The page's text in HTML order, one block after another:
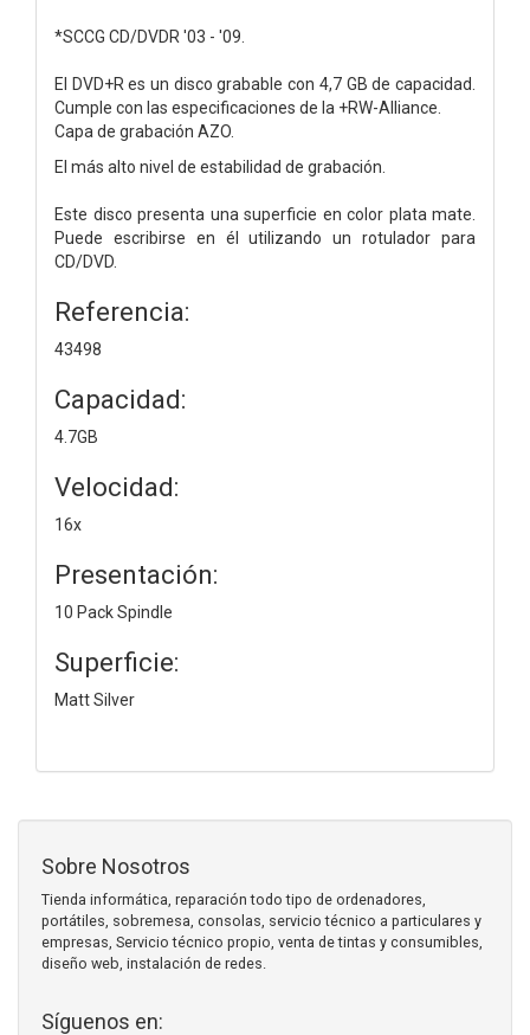
*SCCG CD/DVDR '03 - '09.
El DVD+R es un disco grabable con 4,7 GB de capacidad.
Cumple con las especificaciones de la +RW-Alliance.
Capa de grabación AZO.
El más alto nivel de estabilidad de grabación.
Este disco presenta una superficie en color plata mate.
Puede escribirse en él utilizando un rotulador para
CD/DVD.
Referencia:
43498
Capacidad:
4.7GB
Velocidad:
16x
Presentación:
10 Pack Spindle
Superficie:
Matt Silver
Sobre Nosotros
Tienda informática, reparación todo tipo de ordenadores,
portátiles, sobremesa, consolas, servicio técnico a particulares y
empresas, Servicio técnico propio, venta de tintas y consumibles,
diseño web, instalación de redes.
Síguenos en: